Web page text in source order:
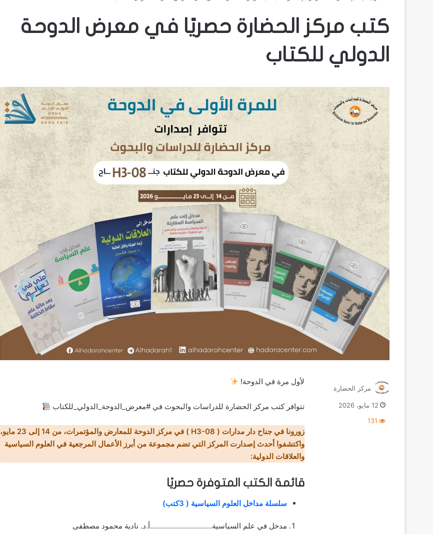
كتب مركز الحضارة حصريًا في معرض الدوحة
الدولي للكتاب
لأول مرة في الدوحة!
تتوافر كتب مركز الحضارة للدراسات والبحوث في #معرض_الدوحة_الدولي_للكتاب
زورونا في جناح دار مدارات ( H3-08 ) في مركز الدوحة للمعارض والمؤتمرات، من 14 إلى 23 مايو،
واكتشفوا أحدث إصدارت المركز التي تضم مجموعة من أبرز الأعمال المرجعية في العلوم السياسية
والعلاقات الدولية:
قائمة الكتب المتوفرة حصريًا
سلسلة مداخل العلوم السياسية ( 3كتب)
مدخل في علم السياسية………………………….أ.د. نادية محمود مصطفى
مركز الحضارة
12 مايو، 2026
131